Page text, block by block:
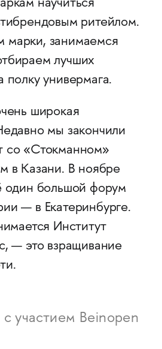
научиться
ритейлом.
занимаемся
лучших
универмага.
широкая
мы закончили
со «Стокманном»
в Казани. В ноябре
один большой форум
— в Екатеринбурге.
Институт
— это взращивание
участием Beinopen